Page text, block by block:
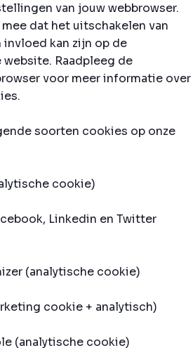
van jouw webbrowser.
dat het uitschakelen van
kan zijn op de
Raadpleeg de
voor meer informatie over
soorten cookies op onze
cookie)
Linkedin en Twitter
(analytische cookie)
cookie + analytisch)
(analytische cookie)